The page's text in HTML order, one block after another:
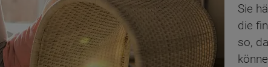
Sie
die
so,